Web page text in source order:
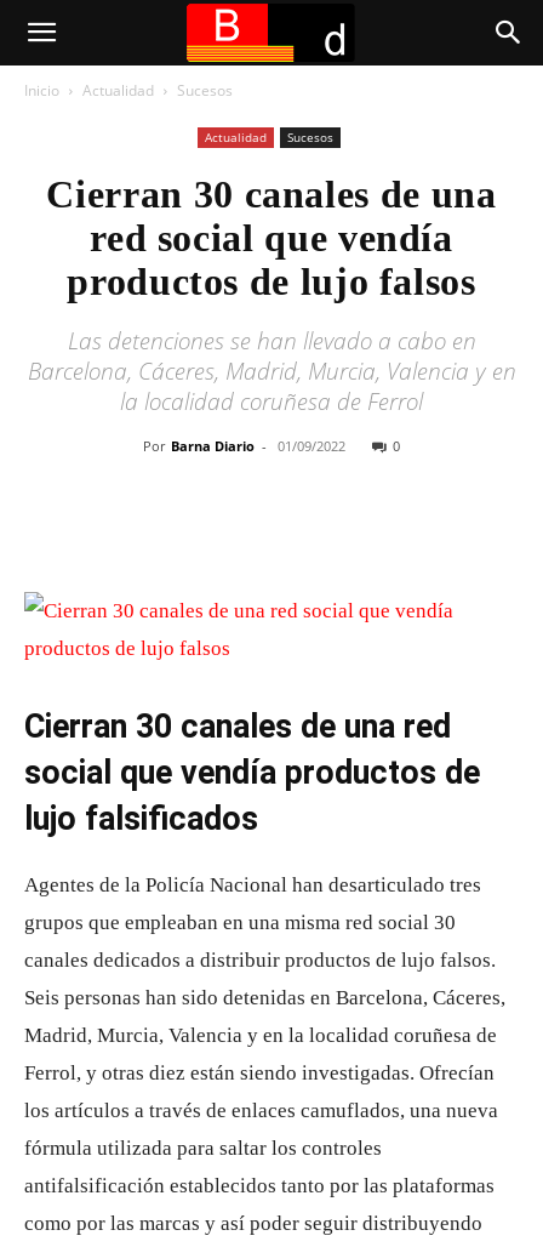
Inicio Actualidad Sucesos
Actualidad Sucesos
Cierran 30 canales de una
red social que vendía
productos de lujo falsos
Las detenciones se han llevado a cabo en
Barcelona, Cáceres, Madrid, Murcia, Valencia y en
la localidad coruñesa de Ferrol
Por Barna Diario - 01/09/2022 0
Cierran 30 canales de una red
social que vendía productos de
lujo falsificados
Agentes de la Policía Nacional han desarticulado tres
grupos que empleaban en una misma red social 30
canales dedicados a distribuir productos de lujo falsos.
Seis personas han sido detenidas en Barcelona, Cáceres,
Madrid, Murcia, Valencia y en la localidad coruñesa de
Ferrol, y otras diez están siendo investigadas. Ofrecían
los artículos a través de enlaces camuflados, una nueva
fórmula utilizada para saltar los controles
antifalsificación establecidos tanto por las plataformas
como por las marcas y así poder seguir distribuyendo